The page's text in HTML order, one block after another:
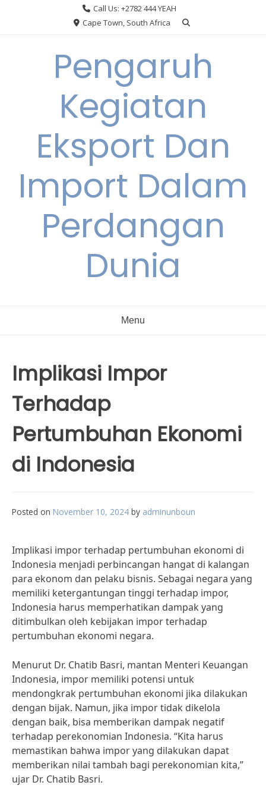
Call Us: +2782 444 YEAH
Cape Town, South Africa
Pengaruh
Kegiatan
Eksport Dan
Import Dalam
Perdangan
Dunia
Menu
Implikasi Impor
Terhadap
Pertumbuhan Ekonomi
di Indonesia
Posted on November 10, 2024 by adminunboun
Implikasi impor terhadap pertumbuhan ekonomi di
Indonesia menjadi perbincangan hangat di kalangan
para ekonom dan pelaku bisnis. Sebagai negara yang
memiliki ketergantungan tinggi terhadap impor,
Indonesia harus memperhatikan dampak yang
ditimbulkan oleh kebijakan impor terhadap
pertumbuhan ekonomi negara.
Menurut Dr. Chatib Basri, mantan Menteri Keuangan
Indonesia, impor memiliki potensi untuk
mendongkrak pertumbuhan ekonomi jika dilakukan
dengan bijak. Namun, jika impor tidak dikelola
dengan baik, bisa memberikan dampak negatif
terhadap perekonomian Indonesia. “Kita harus
memastikan bahwa impor yang dilakukan dapat
memberikan nilai tambah bagi perekonomian kita,”
ujar Dr. Chatib Basri.